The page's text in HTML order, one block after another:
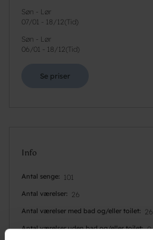
Søn - Lør
07/01 - 18/12( Tid)
Søn - Lør
06/01 - 18/12( Tid)
Se priser
Info
Antal senge 101
Antal værelser 26
Antal værelser med bad og/eller toilet 26
Antal værelser uden bad og/eller toilet 0